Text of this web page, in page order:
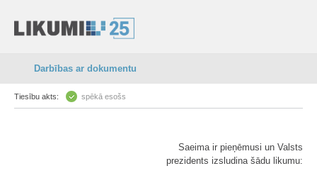
Darbības ar dokumentu
Tiesību akts: spēkā esošs
Saeima ir pieņēmusi un Valsts
prezidents izsludina šādu likumu: